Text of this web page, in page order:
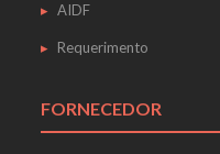
AIDF
Requerimento
FORNECEDOR